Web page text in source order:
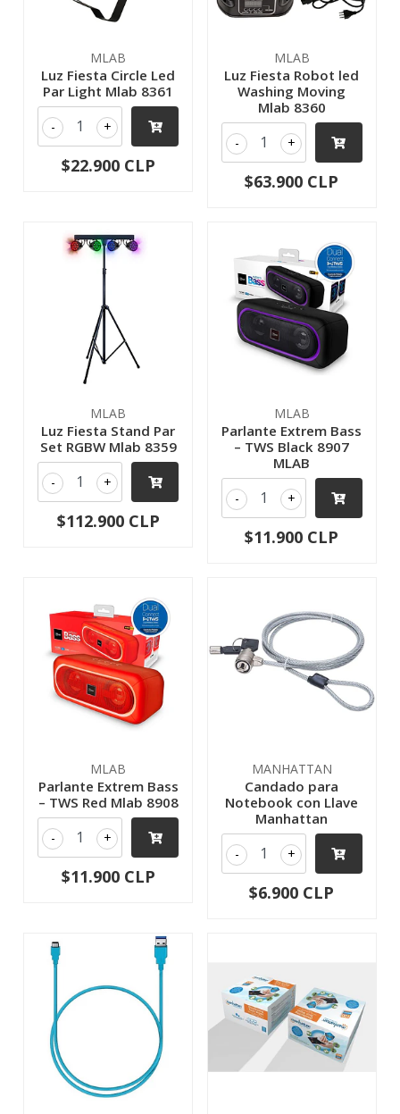
MLAB
Luz Fiesta Circle Led
Par Light Mlab 8361
+
-
$22.900 CLP
MLAB
Luz Fiesta Robot led
Washing Moving
Mlab 8360
+
-
$63.900 CLP
MLAB
Luz Fiesta Stand Par
Set RGBW Mlab 8359
+
-
$112.900 CLP
MLAB
Parlante Extrem Bass
– TWS Black 8907
MLAB
+
-
$11.900 CLP
MLAB
Parlante Extrem Bass
– TWS Red Mlab 8908
+
-
$11.900 CLP
MANHATTAN
Candado para
Notebook con Llave
Manhattan
+
-
$6.900 CLP